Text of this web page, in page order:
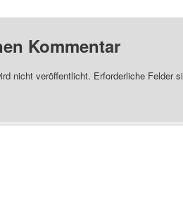
Kommentar
nicht veröffentlicht. Erforderliche Felder